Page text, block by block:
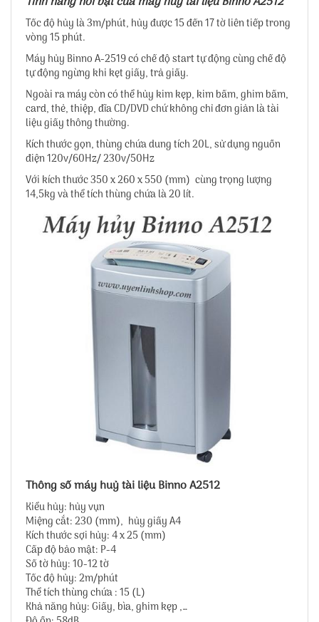
Tốc độ hủy là 3m/phút, hủy được 15 đến 17 tờ liên tiếp trong
vòng 15 phút.
Máy hủy Binno A-2519 có chế độ start tự động cùng chế độ
tự động ngừng khi kẹt giấy, trả giấy.
Ngoài ra máy còn có thể hủy kim kẹp, kim bấm, ghim bấm,
card, thẻ, thiệp, đĩa CD/DVD chứ không chỉ đơn giản là tài
liệu giấy thông thường.
Kích thước gọn, thùng chứa dung tích 20L, sử dụng nguồn
điện 120v/60Hz/ 230v/50Hz
Với kích thước 350 x 260 x 550 (mm) cùng trọng lượng
14,5kg và thể tích thùng chứa là 20 lít.
Thông số máy huỷ tài liệu Binno A2512
Kiểu hủy: hủy vụn
Miệng cắt: 230 (mm), hủy giấy A4
Kích thước sợi hủy: 4 x 25 (mm)
Cấp độ bảo mật: P-4
Số tờ hủy: 10-12 tờ
Tốc độ hủy: 2m/phút
Thể tích thùng chứa : 15 (L)
Khả năng hủy: Giấy, bìa, ghim kẹp ,…